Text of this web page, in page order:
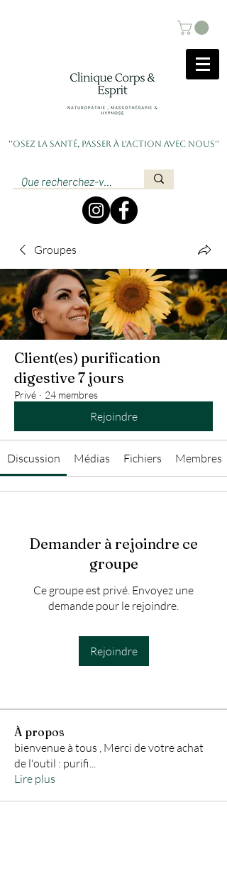
''Osez la santé, passer à l'action avec nous''
Groupes
Client(es) purification
digestive 7 jours
Privé · 24 membres
Rejoindre
Discussion Médias Fichiers Membres
Demander à rejoindre ce
groupe
Ce groupe est privé. Envoyez une
demande pour le rejoindre.
Rejoindre
À propos
bienvenue à tous , Merci de votre achat
de l'outil : purifi
Lire plus